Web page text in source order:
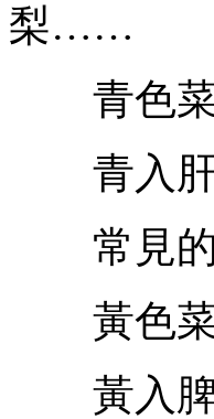
梨……
青色菜
青入肝
常見的
黃色菜
黃入脾